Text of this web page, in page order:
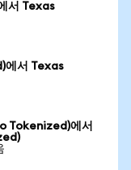
서 Texas
서 Texas
Tokenized)에서